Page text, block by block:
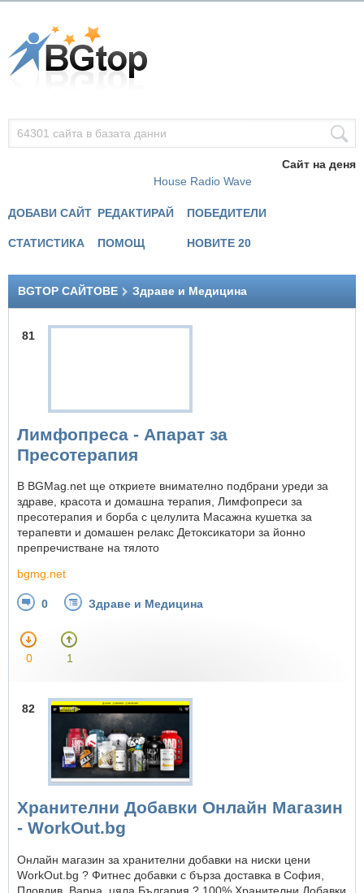
Сайт на деня
House Radio Wave
ДОБАВИ САЙТ РЕДАКТИРАЙ ПОБЕДИТЕЛИ
СТАТИСТИКА ПОМОЩ НОВИТЕ 20
BGTOP САЙТОВЕ Здраве и Медицина
81
Лимфопреса - Апарат за
Пресотерапия
В BGMag.net ще откриете внимателно подбрани уреди за
здраве, красота и домашна терапия, Лимфопреси за
пресотерапия и борба с целулита Масажна кушетка за
терапевти и домашен релакс Детоксикатори за йонно
прeпречистване на тялото
bgmg.net
0 Здраве и Медицина
0 1
82
Хранителни Добавки Онлайн Магазин
- WorkOut.bg
Онлайн магазин за хранителни добавки на ниски цени
WorkOut.bg ? Фитнес добавки с бърза доставка в София,